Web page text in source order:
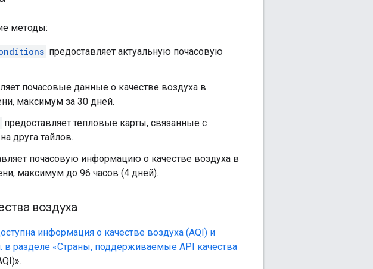
методы:
предоставляет актуальную почасовую
почасовые данные о качестве воздуха в
максимум за 30 дней.
предоставляет тепловые карты, связанные с
друга тайлов.
почасовую информацию о качестве воздуха в
максимум до 96 часов (4 дней).
воздуха
информация о качестве воздуха (AQI) и
в разделе «Страны, поддерживаемые API качества